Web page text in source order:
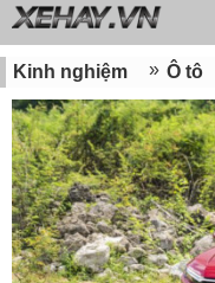
Kinh nghiệm Ô tô